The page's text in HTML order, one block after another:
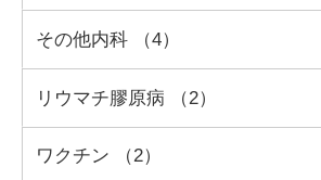
その他内科 （4）
リウマチ膠原病 （2）
ワクチン （2）